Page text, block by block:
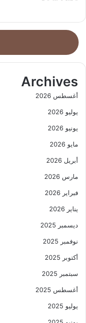
Archives
أغسطس 2026
يوليو 2026
يونيو 2026
مايو 2026
أبريل 2026
مارس 2026
فبراير 2026
يناير 2026
ديسمبر 2025
نوفمبر 2025
أكتوبر 2025
سبتمبر 2025
أغسطس 2025
يوليو 2025